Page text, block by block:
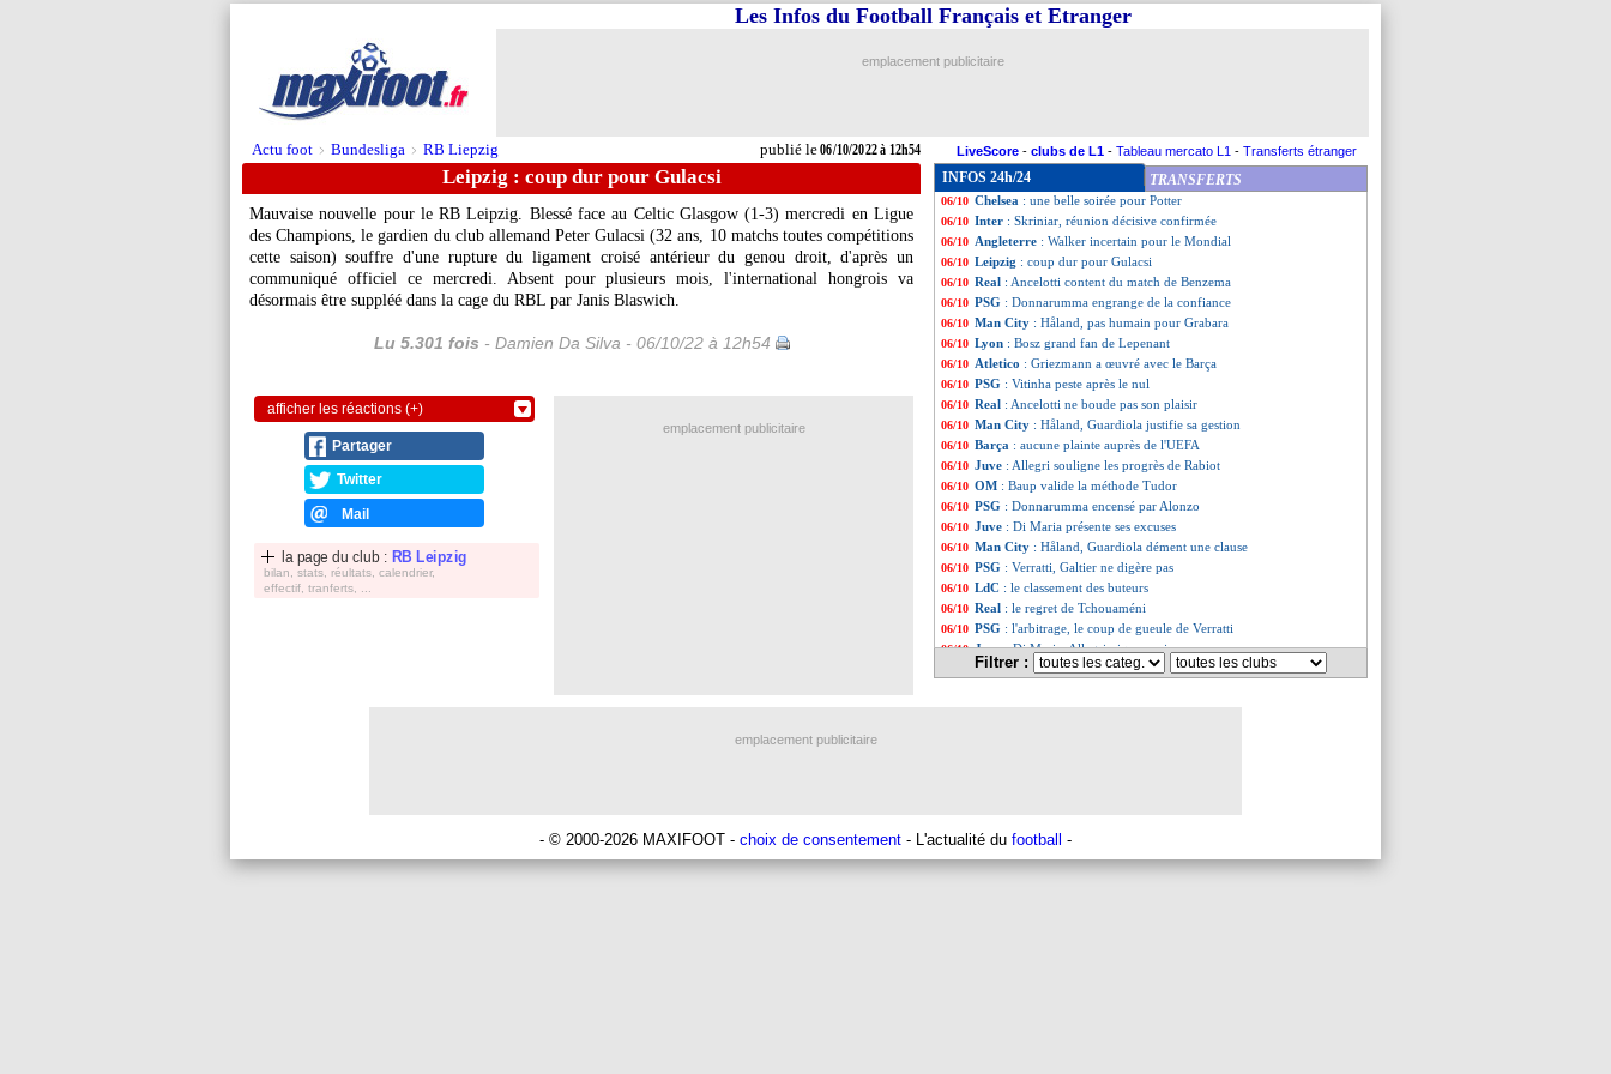
Actu foot > Bundesliga > RB Liepzig publié le06/10/2022 à 12h54
Les Infos du Football Français et Etranger
emplacement publicitaire
LiveScore - clubs de L1 - Tableau mercato L1 - Transferts étranger
Leipzig : coup dur pour Gulacsi
Mauvaise nouvelle pour le RB Leipzig. Blessé face au Celtic Glasgow (1-3) mercredi en Ligue
des Champions, le gardien du club allemand Peter Gulacsi (32 ans, 10 matchs toutes compétitions
cette saison) souffre d'une rupture du ligament croisé antérieur du genou droit, d'après un
communiqué officiel ce mercredi. Absent pour plusieurs mois, l'international hongrois va
désormais être suppléé dans la cage du RBL par Janis Blaswich.
Lu 5.301 fois - Damien Da Silva - 06/10/22 à 12h54
afficher les réactions (+)
Partager
Twitter
Mail
la page du club : RB Leipzig
bilan, stats, réultats, calendrier,
effectif, tranferts, ...
INFOS 24h/24 TRANSFERTS
06/10 Benfica : Schmidt se satisfait du nul
06/10 Séville
06/10 OM: Sanchez, Juninho valide son recrutement
06/10 Real: Ancelotti égale Ferguson en C1
06/10 Chelsea : une belle soirée pour Potter
06/10 Inter : Skriniar, réunion décisive confirmée
06/10 Angleterre : Walker incertain pour le Mondial
06/10 Leipzig : coup dur pour Gulacsi
06/10 Real : Ancelotti content du match de Benzema
06/10 PSG : Donnarumma engrange de la confiance
06/10 Man City : Håland, pas humain pour Grabara
06/10 Lyon : Bosz grand fan de Lepenant
06/10 Atletico : Griezmann a œuvré avec le Barça
06/10 PSG : Vitinha peste après le nul
06/10 Real : Ancelotti ne boude pas son plaisir
06/10 Man City : Håland, Guardiola justifie sa gestion
06/10 Barça : aucune plainte auprès de l'UEFA
06/10 Juve : Allegri souligne les progrès de Rabiot
06/10 OM : Baup valide la méthode Tudor
06/10 PSG : Donnarumma encensé par Alonzo
06/10 Juve : Di Maria présente ses excuses
06/10 Man City : Håland, Guardiola dément une clause
06/10 PSG : Verratti, Galtier ne digère pas
06/10 LdC : le classement des buteurs
06/10 Real : le regret de Tchouaméni
06/10 PSG : l'arbitrage, le coup de gueule de Verratti
06/10 Juve: Di Maria, Allegri pique ses joueurs
PSG: Galtier pessimiste pour Nuno Mendes
Filtrer :
emplacement publicitaire
emplacement publicitaire
- © 2000-2026 MAXIFOOT - choix de consentement - L'actualité du football -